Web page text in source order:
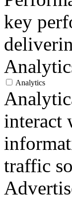
key
Analytics
interact
traffic